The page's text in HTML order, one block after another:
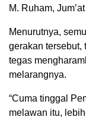
M. Ruham,
Menurutnya,
gerakan tersebut,
tegas
melarangnya.
“Cuma tinggal
melawan itu,